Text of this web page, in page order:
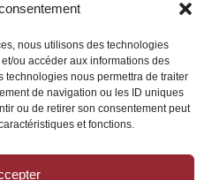
nous utilisons des technologies
ou accéder aux informations des
technologies nous permettra de traiter
de navigation ou les ID uniques
ou de retirer son consentement peut
et fonctions.
de confidentialité